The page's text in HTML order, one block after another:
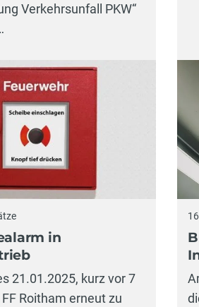
Verkehrsunfall PKW“
in
21.01.2025, kurz vor 7
Roitham erneut zu